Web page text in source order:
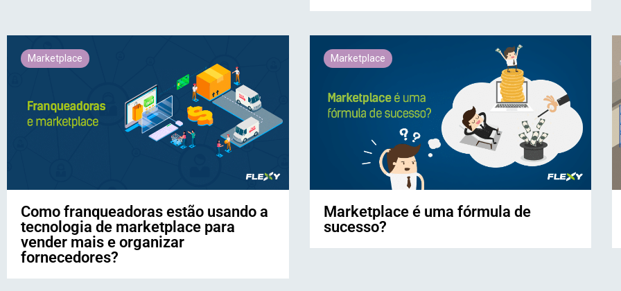
Marketplace
Como franqueadoras estão usando a
tecnologia de marketplace para
vender mais e organizar
fornecedores?
Marketplace
Marketplace é uma fórmula de
sucesso?